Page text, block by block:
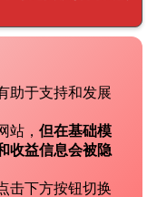
助于支持和发展
站， 但在基础模
收益信息会被隐
击下方按钮切换